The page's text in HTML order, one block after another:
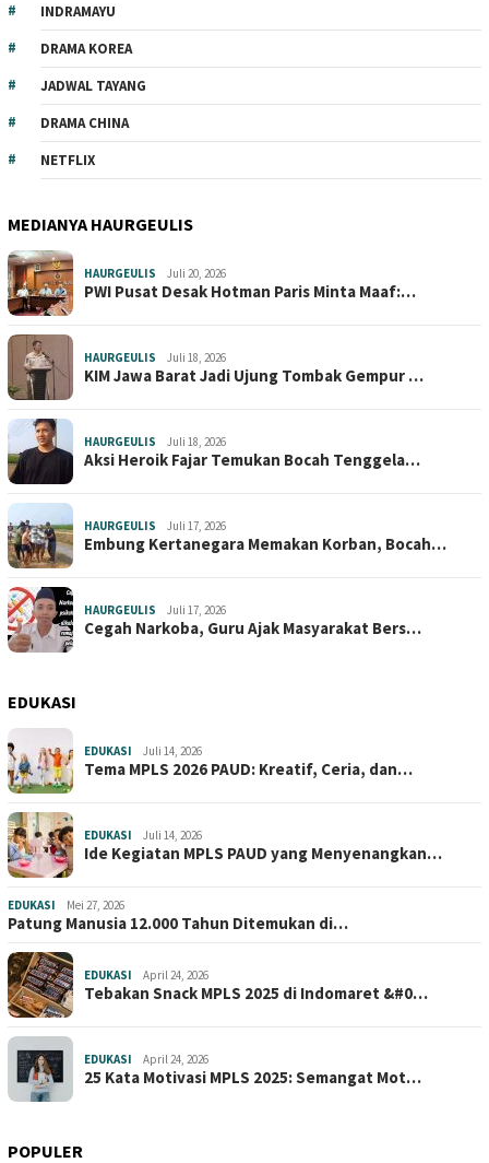
INDRAMAYU
DRAMA KOREA
JADWAL TAYANG
DRAMA CHINA
NETFLIX
MEDIANYA HAURGEULIS
HAURGEULIS Juli 20, 2026
PWI Pusat Desak Hotman Paris Minta Maaf:…
HAURGEULIS Juli 18, 2026
KIM Jawa Barat Jadi Ujung Tombak Gempur …
HAURGEULIS Juli 18, 2026
Aksi Heroik Fajar Temukan Bocah Tenggela…
HAURGEULIS Juli 17, 2026
Embung Kertanegara Memakan Korban, Bocah…
HAURGEULIS Juli 17, 2026
Cegah Narkoba, Guru Ajak Masyarakat Bers…
EDUKASI
EDUKASI Juli 14, 2026
Tema MPLS 2026 PAUD: Kreatif, Ceria, dan…
EDUKASI Juli 14, 2026
Ide Kegiatan MPLS PAUD yang Menyenangkan…
EDUKASI Mei 27, 2026
Patung Manusia 12.000 Tahun Ditemukan di…
EDUKASI April 24, 2026
Tebakan Snack MPLS 2025 di Indomaret &#0…
EDUKASI April 24, 2026
25 Kata Motivasi MPLS 2025: Semangat Mot…
POPULER